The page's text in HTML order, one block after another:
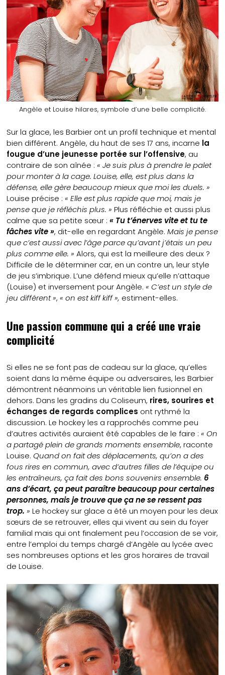
Angèle et Louise hilares, symbole d’une belle complicité.
Sur la glace, les Barbier ont un profil technique et mental
bien différent. Angèle, du haut de ses 17 ans, incarne la
fougue d’une jeunesse portée sur l’offensive, au
contraire de son aînée :« Je suis plus à prendre le palet
pour monter à la cage. Louise, elle, est plus dans la
défense, elle gère beaucoup mieux que moi les duels. »
Louise précise :« Elle est plus rapide que moi, mais je
pense que je réfléchis plus. » Plus réfléchie et aussi plus
calme que sa petite sœur :« Tu t’énerves vite et tu te
fâches vite », dit-elle en regardant Angèle. Mais je pense
que c’est aussi avec l’âge parce qu’avant j’étais un peu
plus comme elle. » Alors, qui est la meilleure des deux ?
Difficile de le déterminer car, en un contre un, leur style
de jeu s’imbrique. L’une défend mieux qu’elle n’attaque
(Louise) et inversement pour Angèle.« C’est un style de
jeu différent »,« on est kiff kiff », estiment-elles.
Une passion commune qui a créé une vraie
complicité
Si elles ne se font pas de cadeau sur la glace, qu’elles
soient dans la même équipe ou adversaires, les Barbier
démontrent néanmoins un véritable lien fusionnel en
dehors. Dans les gradins du Coliseum, rires, sourires et
échanges de regards complices ont rythmé la
discussion. Le hockey les a rapprochés comme peu
d’autres activités auraient été capables de le faire :« On
a partagé plein de grands moments ensemble, raconte
Louise.Quand on fait des déplacements, qu’on a des
fous rires en commun, avec d’autres filles de l’équipe ou
les entraîneurs, ça fait des bons souvenirs ensemble. 6
ans d’écart, ça peut paraître beaucoup pour certaines
personnes, mais je trouve que ça ne se ressent pas
trop. »Le hockey sur glace a été un moyen pour les deux
sœurs de se retrouver, elles qui vivent au sein du foyer
familial mais qui ont finalement peu l’occasion de se voir,
entre l’emploi du temps chargé d’Angèle au lycée avec
ses nombreuses options et les gros horaires de travail
de Louise.